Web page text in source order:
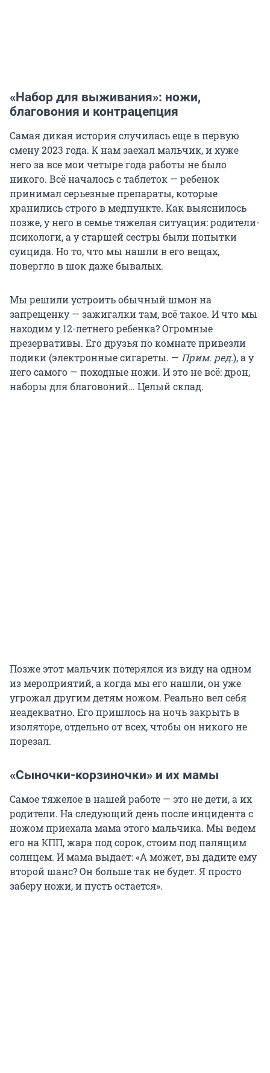
«Набор для выживания»: ножи,
благовония и контрацепция
Самая дикая история случилась еще в первую
смену 2023 года. К нам заехал мальчик, и хуже
него за все мои четыре года работы не было
никого. Всё началось с таблеток — ребенок
принимал серьезные препараты, которые
хранились строго в медпункте. Как выяснилось
позже, у него в семье тяжелая ситуация: родители-
психологи, а у старшей сестры были попытки
суицида. Но то, что мы нашли в его вещах,
повергло в шок даже бывалых.
Мы решили устроить обычный шмон на
запрещенку — зажигалки там, всё такое. И что мы
находим у 12-летнего ребенка? Огромные
презервативы. Его друзья по комнате привезли
подики (электронные сигареты. — Прим. ред.), а у
него самого — походные ножи. И это не всё: дрон,
наборы для благовоний… Целый склад.
Позже этот мальчик потерялся из виду на одном
из мероприятий, а когда мы его нашли, он уже
угрожал другим детям ножом. Реально вел себя
неадекватно. Его пришлось на ночь закрыть в
изоляторе, отдельно от всех, чтобы он никого не
порезал.
«Сыночки-корзиночки» и их мамы
Самое тяжелое в нашей работе — это не дети, а их
родители. На следующий день после инцидента с
ножом приехала мама этого мальчика. Мы ведем
его на КПП, жара под сорок, стоим под палящим
солнцем. И мама выдает: «А может, вы дадите ему
второй шанс? Он больше так не будет. Я просто
заберу ножи, и пусть остается».